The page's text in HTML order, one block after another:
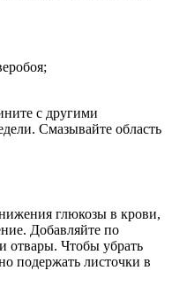
с другими
Смазывайте область
глюкозы в крови,
Добавляйте по
отвары. Чтобы убрать
подержать листочки в